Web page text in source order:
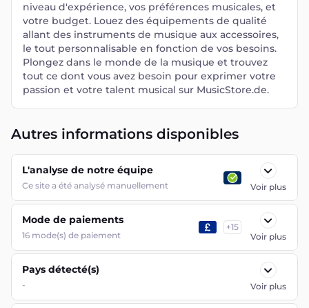
niveau d'expérience, vos préférences musicales, et
votre budget. Louez des équipements de qualité
allant des instruments de musique aux accessoires,
le tout personnalisable en fonction de vos besoins.
Plongez dans le monde de la musique et trouvez
tout ce dont vous avez besoin pour exprimer votre
passion et votre talent musical sur MusicStore.de.
Autres informations disponibles
L'analyse de notre équipe
Ce site a été analysé manuellement Voir plus
Mode de paiements
16 mode(s) de paiement
+15
Voir plus
Pays détecté(s)
- Voir plus